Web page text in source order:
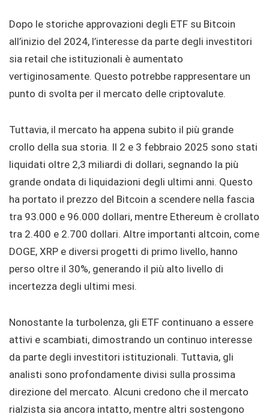
Dopo le storiche approvazioni degli ETF su Bitcoin
all’inizio del 2024, l’interesse da parte degli investitori
sia retail che istituzionali è aumentato
vertiginosamente. Questo potrebbe rappresentare un
punto di svolta per il mercato delle criptovalute.
Tuttavia, il mercato ha appena subito il più grande
crollo della sua storia. Il 2 e 3 febbraio 2025 sono stati
liquidati oltre 2,3 miliardi di dollari, segnando la più
grande ondata di liquidazioni degli ultimi anni. Questo
ha portato il prezzo del Bitcoin a scendere nella fascia
tra 93.000 e 96.000 dollari, mentre Ethereum è crollato
tra 2.400 e 2.700 dollari. Altre importanti altcoin, come
DOGE, XRP e diversi progetti di primo livello, hanno
perso oltre il 30%, generando il più alto livello di
incertezza degli ultimi mesi.
Nonostante la turbolenza, gli ETF continuano a essere
attivi e scambiati, dimostrando un continuo interesse
da parte degli investitori istituzionali. Tuttavia, gli
analisti sono profondamente divisi sulla prossima
direzione del mercato. Alcuni credono che il mercato
rialzista sia ancora intatto, mentre altri sostengono